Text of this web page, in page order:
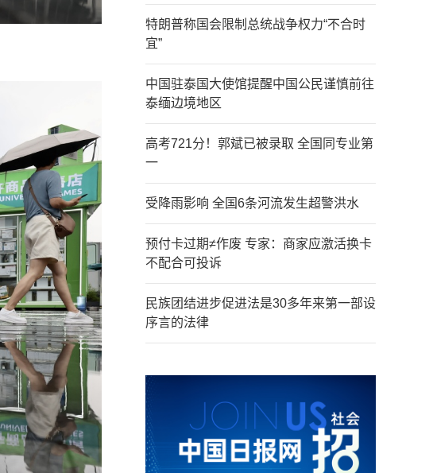
特朗普称国会限制总统战争权力“不合时
宜”
中国驻泰国大使馆提醒中国公民谨慎前往
泰缅边境地区
高考721分！郭斌已被录取 全国同专业第
一
受降雨影响 全国6条河流发生超警洪水
预付卡过期≠作废 专家：商家应激活换卡
不配合可投诉
民族团结进步促进法是30多年来第一部设
序言的法律